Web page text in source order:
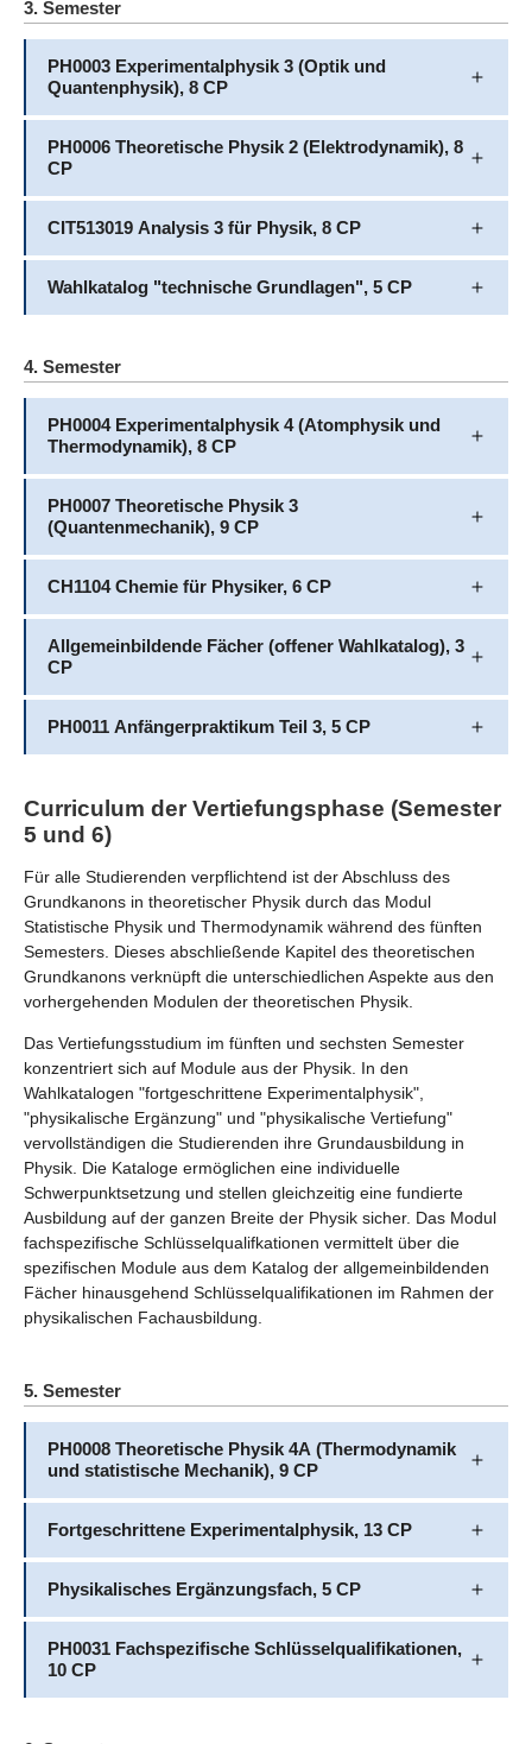
3. Semester
PH0003 Experimentalphysik 3 (Optik und
Quantenphysik), 8 CP
PH0006 Theoretische Physik 2 (Elektrodynamik), 8
CP
CIT513019 Analysis 3 für Physik, 8 CP
Wahlkatalog "technische Grundlagen", 5 CP
4. Semester
PH0004 Experimentalphysik 4 (Atomphysik und
Thermodynamik), 8 CP
PH0007 Theoretische Physik 3
(Quantenmechanik), 9 CP
CH1104 Chemie für Physiker, 6 CP
Allgemeinbildende Fächer (offener Wahlkatalog), 3
CP
PH0011 Anfängerpraktikum Teil 3, 5 CP
Curriculum der Vertiefungsphase (Semester
5 und 6)
Für alle Studierenden verpflichtend ist der Abschluss des
Grundkanons in theoretischer Physik durch das Modul
Statistische Physik und Thermodynamik während des fünften
Semesters. Dieses abschließende Kapitel des theoretischen
Grundkanons verknüpft die unterschiedlichen Aspekte aus den
vorhergehenden Modulen der theoretischen Physik.
Das Vertiefungsstudium im fünften und sechsten Semester
konzentriert sich auf Module aus der Physik. In den
Wahlkatalogen "fortgeschrittene Experimentalphysik",
"physikalische Ergänzung" und "physikalische Vertiefung"
vervollständigen die Studierenden ihre Grundausbildung in
Physik. Die Kataloge ermöglichen eine individuelle
Schwerpunktsetzung und stellen gleichzeitig eine fundierte
Ausbildung auf der ganzen Breite der Physik sicher. Das Modul
fachspezifische Schlüsselqualifkationen vermittelt über die
spezifischen Module aus dem Katalog der allgemeinbildenden
Fächer hinausgehend Schlüsselqualifikationen im Rahmen der
physikalischen Fachausbildung.
5. Semester
PH0008 Theoretische Physik 4A (Thermodynamik
und statistische Mechanik), 9 CP
Fortgeschrittene Experimentalphysik, 13 CP
Physikalisches Ergänzungsfach, 5 CP
PH0031 Fachspezifische Schlüsselqualifikationen,
10 CP